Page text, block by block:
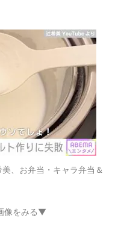
美、お弁当・キャラ弁当＆
像をみる▼